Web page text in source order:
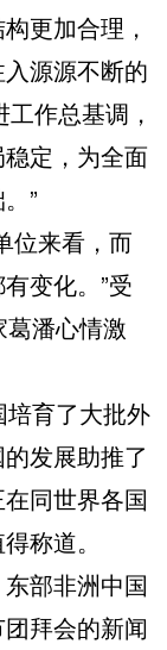
更加合理，
源源不断的
作总基调，
定，为全面
”
来看，而
变化。”受
潘心情激
育了大批外
发展助推了
同世界各国
称道。
部非洲中国
拜会的新闻